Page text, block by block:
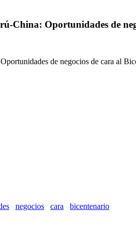
China: Oportunidades de
de negocios de cara al
negocios cara bicentenario